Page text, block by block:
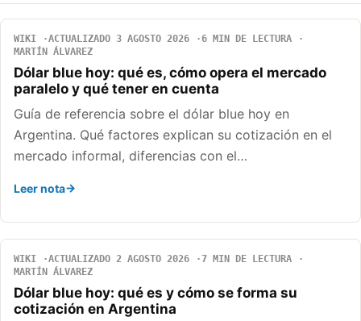
WIKI ACTUALIZADO 3 AGOSTO 2026
6 MIN DE LECTURA
MARTÍN ÁLVAREZ
Dólar blue hoy: qué es, cómo opera el mercado
paralelo y qué tener en cuenta
Guía de referencia sobre el dólar blue hoy en
Argentina. Qué factores explican su cotización en el
mercado informal, diferencias con el…
Leer nota
WIKI ACTUALIZADO 2 AGOSTO 2026
7 MIN DE LECTURA
MARTÍN ÁLVAREZ
Dólar blue hoy: qué es y cómo se forma su
cotización en Argentina